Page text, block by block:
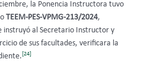
la Ponencia Instructora tuvo
TEEM-PES-VPMG-213/2024,
instruyó al Secretario Instructor y
de sus facultades, verificara la
[24]